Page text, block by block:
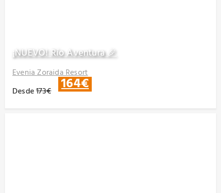
¡NUEVO! Río Aventura 🎉
Evenia Zoraida Resort
Desde173€ 164€